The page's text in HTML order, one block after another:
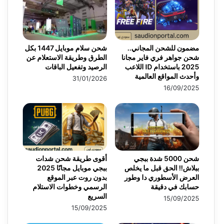
شحن سلام موبايل 1447 بكل
الطرق وطريقة الاستعلام عن
الرصيد وتفعيل الباقات
31/01/2026
مضمون للشحن المجاني..
شحن جواهر فري فاير مجانا
2025 باستخدام ID اللاعب
وأحدث المواقع العالمية
16/09/2025
أقوى طريقة شحن شدات
ببجي موبايل مجانًا 2025
بدون روت عبر الموقع
الرسمي وخطوات الاستلام
السريع
15/09/2025
شحن 5000 شدة ببجي
ببلاش!! الحق قبل ما يخلص
العرض الأسطوري دا وطور
حسابك في دقيقة
15/09/2025